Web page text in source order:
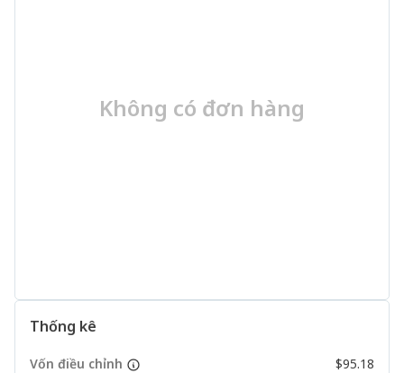
Không có đơn hàng
Thống kê
Vốn điều chỉnh
$95.18